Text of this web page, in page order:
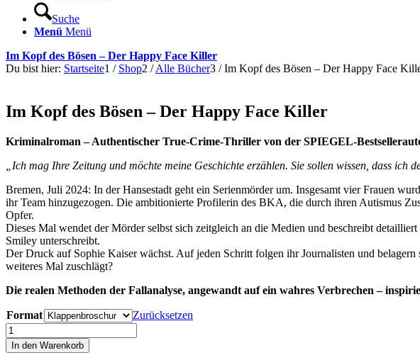
Suche
Menü Menü
Im Kopf des Bösen – Der Happy Face Killer
Du bist hier: Startseite1 / Shop2 / Alle Bücher3 / Im Kopf des Bösen – Der Happy Face
Im Kopf des Bösen – Der Happy Face Killer
Kriminalroman – Authentischer True-Crime-Thriller von der SPIEGEL-
„Ich mag Ihre Zeitung und möchte meine Geschichte erzählen. Sie sollen wissen, dass ich
Bremen, Juli 2024: In der Hansestadt geht ein Serienmörder um. Insgesamt vier Frauen
ihr Team hinzugezogen. Die ambitionierte Profilerin des BKA, die durch ihren Autismus
Opfer.
Dieses Mal wendet der Mörder selbst sich zeitgleich an die Medien und beschreibt
Smiley unterschreibt.
Der Druck auf Sophie Kaiser wächst. Auf jeden Schritt folgen ihr Journalisten und
weiteres Mal zuschlägt?
Die realen Methoden der Fallanalyse, angewandt auf ein wahres Verbrechen –
Format
Zurücksetzen
Im
Kopf
des
In den Warenkorb